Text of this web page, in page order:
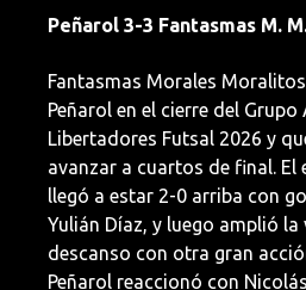
Peñarol 3-3 Fantasmas M.
Fantasmas Morales
Peñarol en el cierre del Grupo
Libertadores Futsal 2026 y
avanzar a cuartos de final. El
llegó a estar 2-0 arriba con
Yulián Díaz, y luego amplió
descanso con otra gran
Peñarol reaccionó con